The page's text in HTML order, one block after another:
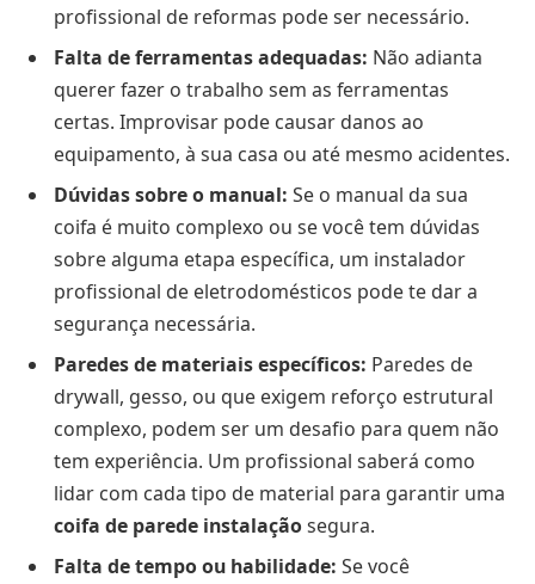
profissional de reformas pode ser necessário.
Falta de ferramentas adequadas: Não adianta
querer fazer o trabalho sem as ferramentas
certas. Improvisar pode causar danos ao
equipamento, à sua casa ou até mesmo acidentes.
Dúvidas sobre o manual: Se o manual da sua
coifa é muito complexo ou se você tem dúvidas
sobre alguma etapa específica, um instalador
profissional de eletrodomésticos pode te dar a
segurança necessária.
Paredes de materiais específicos: Paredes de
drywall, gesso, ou que exigem reforço estrutural
complexo, podem ser um desafio para quem não
tem experiência. Um profissional saberá como
lidar com cada tipo de material para garantir uma
coifa de parede instalaçãosegura.
Falta de tempo ou habilidade: Se você